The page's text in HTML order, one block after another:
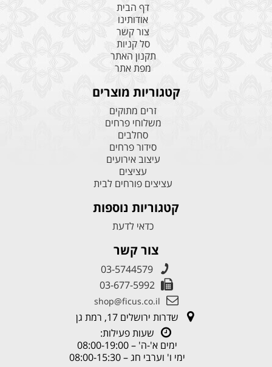
דף הבית
אודותינו
צור קשר
סל קניות
תקנון האתר
מפת אתר
קטגוריות מוצרים
זרים מתוקים
משלוחי פרחים
סחלבים
סידור פרחים
עיצוב אירועים
עציצים
עציצים פורחים לבית
קטגוריות נוספות
כדאי לדעת
צור קשר
03-5744579
03-677-5992
shop@ficus.co.il
שדרות ירושלים 17, רמת גן
שעות פעילות:
ימים א'-ה' – 08:00-19:00
ימי ו' וערבי חג – 08:00-15:30